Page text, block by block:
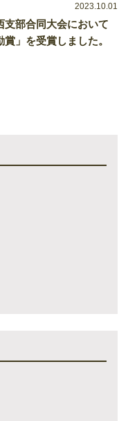
2023.10.01
部合同大会において
」を受賞しました。